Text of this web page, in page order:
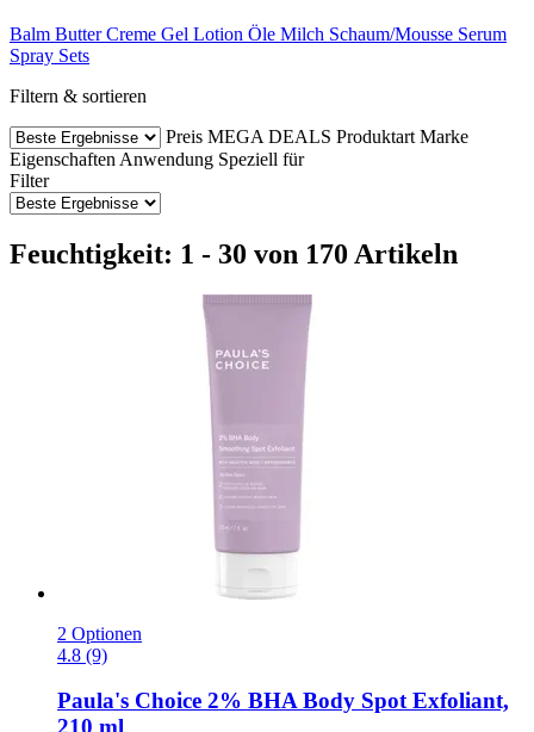
Balm Butter Creme Gel Lotion Öle Milch Schaum/Mousse Serum
Spray Sets
Filtern & sortieren
Preis MEGA DEALS Produktart Marke
Eigenschaften Anwendung Speziell für
Filter
Feuchtigkeit: 1 - 30 von 170 Artikeln
2 Optionen
4.8 (9)
Paula's Choice 2% BHA Body Spot Exfoliant,
210 ml